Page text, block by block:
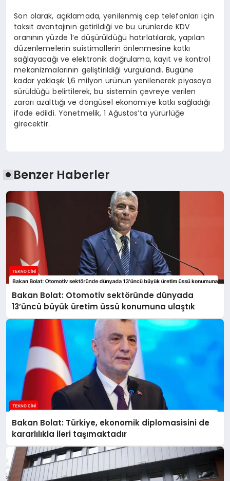
Son olarak, açıklamada, yenilenmiş cep telefonları için
taksit avantajının getirildiği ve bu ürünlerde KDV
oranının yüzde 1’e düşürüldüğü hatırlatılarak, yapılan
düzenlemelerin suistimallerin önlenmesine katkı
sağlayacağı ve elektronik doğrulama, kayıt ve kontrol
mekanizmalarının geliştirildiği vurgulandı. Bugüne
kadar yaklaşık 1,6 milyon ürünün yenilenerek piyasaya
sürüldüğü belirtilerek, bu sistemin çevreye verilen
zararı azalttığı ve döngüsel ekonomiye katkı sağladığı
ifade edildi. Yönetmelik, 1 Ağustos’ta yürürlüğe
girecektir.
Benzer Haberler
Bakan Bolat: Otomotiv sektöründe dünyada
13’üncü büyük üretim üssü konumuna ulaştık
Bakan Bolat: Türkiye, ekonomik diplomasisini de
kararlılıkla ileri taşımaktadır